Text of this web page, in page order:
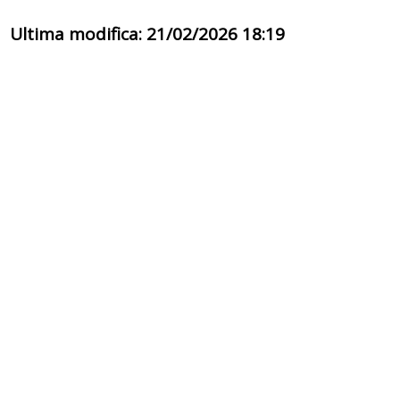
Ultima modifica: 21/02/2026 18:19